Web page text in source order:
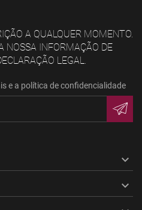
A QUALQUER MOMENTO.
NOSSA INFORMAÇÃO DE
LEGAL.
e a política de confidencialidade

